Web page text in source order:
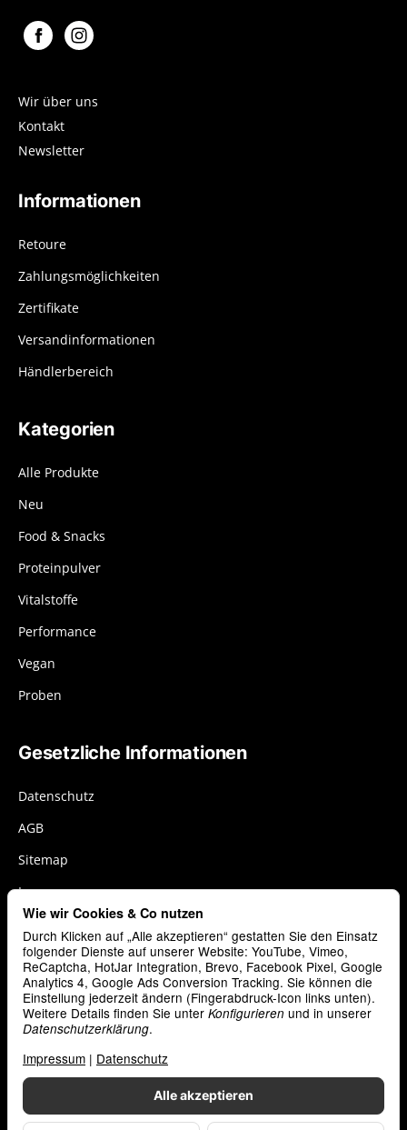
Wir über uns
Kontakt
Newsletter
Informationen
Retoure
Zahlungsmöglichkeiten
Zertifikate
Versandinformationen
Händlerbereich
Kategorien
Alle Produkte
Neu
Food & Snacks
Proteinpulver
Vitalstoffe
Performance
Vegan
Proben
Gesetzliche Informationen
Datenschutz
AGB
Sitemap
Impressum
Widerrufsrecht
Cookies
Vertrag widerrufen
Zahlungsarten
Alle akzeptieren
Wie wir Cookies & Co nutzen
Durch Klicken auf „Alle akzeptieren“ gestatten Sie den Einsatz
folgender Dienste auf unserer Website: YouTube, Vimeo,
ReCaptcha, HotJar Integration, Brevo, Facebook Pixel, Google
Analytics 4, Google Ads Conversion Tracking. Sie können die
Einstellung jederzeit ändern (Fingerabdruck-Icon links unten).
Weitere Details finden Sie unter Konfigurieren und in unserer
Datenschutzerklärung.
Impressum | Datenschutz